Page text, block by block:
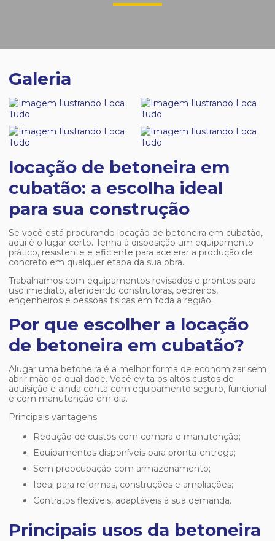
Galeria
locação de betoneira em
cubatão: a escolha ideal
para sua construção
Se você está procurando locação de betoneira em cubatão,
aqui é o lugar certo. Tenha à disposição um equipamento
prático, resistente e eficiente para acelerar a produção de
concreto em qualquer etapa da sua obra.
Trabalhamos com equipamentos revisados e prontos para
uso imediato, atendendo construtoras, pedreiros,
engenheiros e pessoas físicas em toda a região.
Por que escolher a locação
de betoneira em cubatão?
Alugar uma betoneira é a melhor forma de economizar sem
abrir mão da qualidade. Você evita os altos custos de
aquisição e ainda conta com equipamento seguro, funcional
e com manutenção em dia.
Principais vantagens:
Redução de custos com compra e manutenção;
Equipamentos disponíveis para pronta-entrega;
Sem preocupação com armazenamento;
Ideal para reformas, construções e ampliações;
Contratos flexíveis, adaptáveis à sua demanda.
Principais usos da betoneira